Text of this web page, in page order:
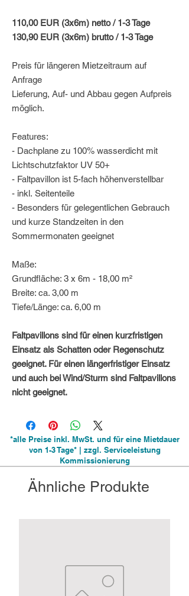
110,00 EUR (3x6m) netto / 1-3 Tage
130,90 EUR (3x6m) brutto / 1-3 Tage
Preis für längeren Mietzeitraum auf
Anfrage
Lieferung, Auf- und Abbau gegen Aufpreis
möglich.
Features:
- Dachplane zu 100% wasserdicht mit
Lichtschutzfaktor UV 50+
- Faltpavillon ist 5-fach höhenverstellbar
- inkl. Seitenteile
- Besonders für gelegentlichen Gebrauch
und kurze Standzeiten in den
Sommermonaten geeignet
Maße:
Grundfläche: 3 x 6m - 18,00 m²
Breite: ca. 3,00 m
Tiefe/Länge: ca. 6,00 m
Faltpavillons sind für einen kurzfristigen
Einsatz als Schatten oder Regenschutz
geeignet. Für einen längerfristiger Einsatz
und auch bei Wind/Sturm sind Faltpavillons
nicht geeignet.
*alle Preise inkl. MwSt. und für eine Mietdauer
von 1-3 Tage* | zzgl. Serviceleistung
Kommissionierung
Ähnliche Produkte